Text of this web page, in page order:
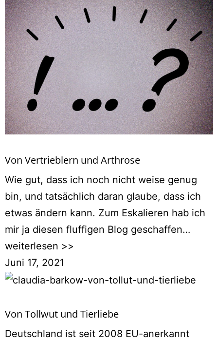
Von Vertrieblern und Arthrose
Wie gut, dass ich noch nicht weise genug
bin, und tatsächlich daran glaube, dass ich
etwas ändern kann. Zum Eskalieren hab ich
mir ja diesen fluffigen Blog geschaffen…
weiterlesen >>
Juni 17, 2021
Von Tollwut und Tierliebe
Deutschland ist seit 2008 EU-anerkannt